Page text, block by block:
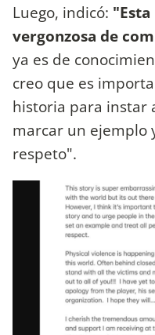
Luego, indicó:
vergonzosa de
ya es de
creo que es
historia para instar
marcar un ejemplo
respeto".